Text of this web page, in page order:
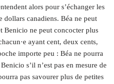
alors pour s’échanger les
dollars canadiens. Béa ne peut
Benicio ne peut concocter plus
ayant cent, deux cents,
importe peu : Béa ne pourra
s’il n’est pas en mesure de
pas savourer plus de petites